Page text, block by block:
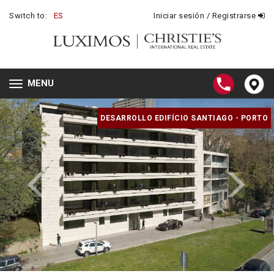
Switch to: ES Iniciar sesión / Registrarse
Toggle
navigation
MENU
DESARROLLO EDIFÍCIO SANTIAGO - PORTO